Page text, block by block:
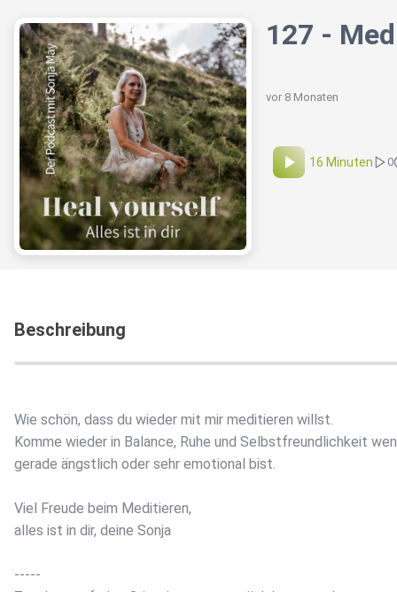
127 -
vor 8 Monaten
16 Minuten 0
Beschreibung
Wie schön, dass du wieder mit mir meditieren willst.
Komme wieder in Balance, Ruhe und Selbstfreundlichkeit
gerade ängstlich oder sehr emotional bist.
Viel Freude beim Meditieren,
alles ist in dir, deine Sonja
-----